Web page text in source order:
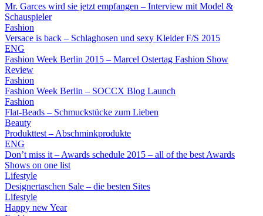
Mr. Garces wird sie jetzt empfangen – Interview mit Model &
Schauspieler
Fashion
Versace is back – Schlaghosen und sexy Kleider F/S 2015
ENG
Fashion Week Berlin 2015 – Marcel Ostertag Fashion Show
Review
Fashion
Fashion Week Berlin – SOCCX Blog Launch
Fashion
Flat-Beads – Schmuckstücke zum Lieben
Beauty
Produkttest – Abschminkprodukte
ENG
Don’t miss it – Awards schedule 2015 – all of the best Awards
Shows on one list
Lifestyle
Designertaschen Sale – die besten Sites
Lifestyle
Happy new Year